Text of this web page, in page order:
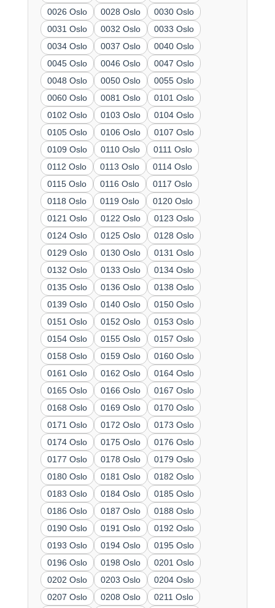
0026 Oslo
0028 Oslo
0030 Oslo
0031 Oslo
0032 Oslo
0033 Oslo
0034 Oslo
0037 Oslo
0040 Oslo
0045 Oslo
0046 Oslo
0047 Oslo
0048 Oslo
0050 Oslo
0055 Oslo
0060 Oslo
0081 Oslo
0101 Oslo
0102 Oslo
0103 Oslo
0104 Oslo
0105 Oslo
0106 Oslo
0107 Oslo
0109 Oslo
0110 Oslo
0111 Oslo
0112 Oslo
0113 Oslo
0114 Oslo
0115 Oslo
0116 Oslo
0117 Oslo
0118 Oslo
0119 Oslo
0120 Oslo
0121 Oslo
0122 Oslo
0123 Oslo
0124 Oslo
0125 Oslo
0128 Oslo
0129 Oslo
0130 Oslo
0131 Oslo
0132 Oslo
0133 Oslo
0134 Oslo
0135 Oslo
0136 Oslo
0138 Oslo
0139 Oslo
0140 Oslo
0150 Oslo
0151 Oslo
0152 Oslo
0153 Oslo
0154 Oslo
0155 Oslo
0157 Oslo
0158 Oslo
0159 Oslo
0160 Oslo
0161 Oslo
0162 Oslo
0164 Oslo
0165 Oslo
0166 Oslo
0167 Oslo
0168 Oslo
0169 Oslo
0170 Oslo
0171 Oslo
0172 Oslo
0173 Oslo
0174 Oslo
0175 Oslo
0176 Oslo
0177 Oslo
0178 Oslo
0179 Oslo
0180 Oslo
0181 Oslo
0182 Oslo
0183 Oslo
0184 Oslo
0185 Oslo
0186 Oslo
0187 Oslo
0188 Oslo
0190 Oslo
0191 Oslo
0192 Oslo
0193 Oslo
0194 Oslo
0195 Oslo
0196 Oslo
0198 Oslo
0201 Oslo
0202 Oslo
0203 Oslo
0204 Oslo
0207 Oslo
0208 Oslo
0211 Oslo